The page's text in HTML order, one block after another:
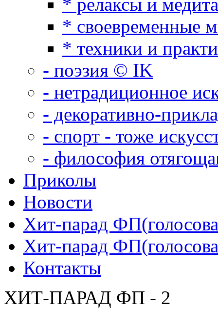
* своевременные
* техники и
- поэзия © IK
- нетрадиционное
- декоративно-
- спорт - тоже
- философия
Приколы
Новости
Хит-парад
Хит-парад
Контакты
ХИТ-ПАРАД ФП - 2